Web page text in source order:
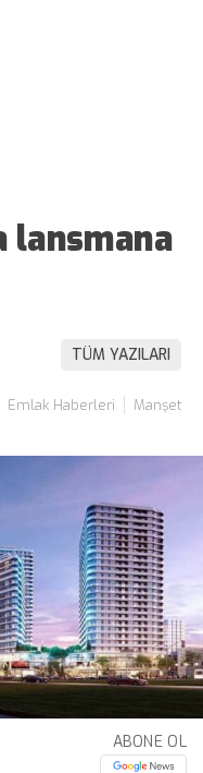
lansmana
TÜM YAZILARI
Emlak Haberleri Manşet
ABONE OL